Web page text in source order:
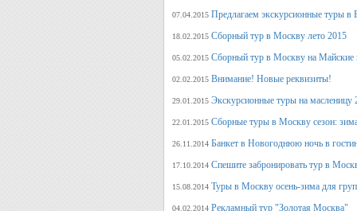
07.04.2015 Предлагаем экскурсионные туры в
18.02.2015 Сборный тур в Москву лето 2015
05.02.2015 Сборный тур в Москву на Майские
02.02.2015 Внимание! Новые реквизиты!
29.01.2015 Экскурсионные туры на масленицу
22.01.2015 Сборные туры в Москву сезон:
26.11.2014 Банкет в Новогоднюю ночь в
17.10.2014 Спешите забронировать тур в
15.08.2014 Туры в Москву осень-зима для
04.02.2014 Рекламный тур "Золотая Москва"